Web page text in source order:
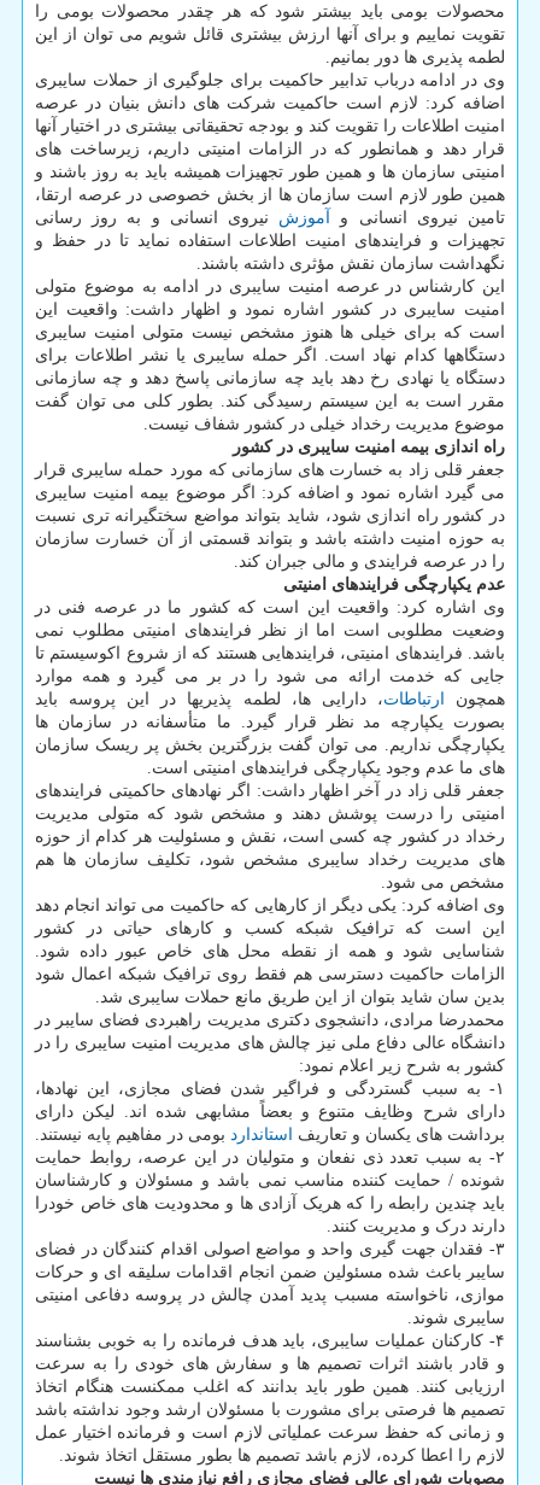
محصولات بومی باید بیشتر شود که هر چقدر محصولات بومی را
تقویت نماییم و برای آنها ارزش بیشتری قائل شویم می توان از این
لطمه پذیری ها دور بمانیم.
وی در ادامه درباب تدابیر حاکمیت برای جلوگیری از حملات سایبری
اضافه کرد: لازم است حاکمیت شرکت های دانش بنیان در عرصه
امنیت اطلاعات را تقویت کند و بودجه تحقیقاتی بیشتری در اختیار آنها
قرار دهد و همانطور که در الزامات امنیتی داریم، زیرساخت های
امنیتی سازمان ها و همین طور تجهیزات همیشه باید به روز باشند و
همین طور لازم است سازمان ها از بخش خصوصی در عرصه ارتقا،
تامین نیروی انسانی و آموزش نیروی انسانی و به روز رسانی
تجهیزات و فرایندهای امنیت اطلاعات استفاده نماید تا در حفظ و
نگهداشت سازمان نقش مؤثری داشته باشند.
این کارشناس در عرصه امنیت سایبری در ادامه به موضوع متولی
امنیت سایبری در کشور اشاره نمود و اظهار داشت: واقعیت این
است که برای خیلی ها هنوز مشخص نیست متولی امنیت سایبری
دستگاهها کدام نهاد است. اگر حمله سایبری یا نشر اطلاعات برای
دستگاه یا نهادی رخ دهد باید چه سازمانی پاسخ دهد و چه سازمانی
مقرر است به این سیستم رسیدگی کند. بطور کلی می توان گفت
موضوع مدیریت رخداد خیلی در کشور شفاف نیست.
راه اندازی بیمه امنیت سایبری در کشور
جعفر قلی زاد به خسارت های سازمانی که مورد حمله سایبری قرار
می گیرد اشاره نمود و اضافه کرد: اگر موضوع بیمه امنیت سایبری
در کشور راه اندازی شود، شاید بتواند مواضع سختگیرانه تری نسبت
به حوزه امنیت داشته باشد و بتواند قسمتی از آن خسارت سازمان
را در عرصه فرایندی و مالی جبران کند.
عدم یکپارچگی فرایندهای امنیتی
وی اشاره کرد: واقعیت این است که کشور ما در عرصه فنی در
وضعیت مطلوبی است اما از نظر فرایندهای امنیتی مطلوب نمی
باشد. فرایندهای امنیتی، فرایندهایی هستند که از شروع اکوسیستم تا
جایی که خدمت ارائه می شود را در بر می گیرد و همه موارد
همچون ارتباطات، دارایی ها، لطمه پذیریها در این پروسه باید
بصورت یکپارچه مد نظر قرار گیرد. ما متأسفانه در سازمان ها
یکپارچگی نداریم. می توان گفت بزرگترین بخش پر ریسک سازمان
های ما عدم وجود یکپارچگی فرایندهای امنیتی است.
جعفر قلی زاد در آخر اظهار داشت: اگر نهادهای حاکمیتی فرایندهای
امنیتی را درست پوشش دهند و مشخص شود که متولی مدیریت
رخداد در کشور چه کسی است، نقش و مسئولیت هر کدام از حوزه
های مدیریت رخداد سایبری مشخص شود، تکلیف سازمان ها هم
مشخص می شود.
وی اضافه کرد: یکی دیگر از کارهایی که حاکمیت می تواند انجام دهد
این است که ترافیک شبکه کسب و کارهای حیاتی در کشور
شناسایی شود و همه از نقطه محل های خاص عبور داده شود.
الزامات حاکمیت دسترسی هم فقط روی ترافیک شبکه اعمال شود
بدین سان شاید بتوان از این طریق مانع حملات سایبری شد.
محمدرضا مرادی، دانشجوی دکتری مدیریت راهبردی فضای سایبر در
دانشگاه عالی دفاع ملی نیز چالش های مدیریت امنیت سایبری را در
کشور به شرح زیر اعلام نمود:
۱- به سبب گستردگی و فراگیر شدن فضای مجازی، این نهادها،
دارای شرح وظایف متنوع و بعضاً مشابهی شده اند. لیکن دارای
برداشت های یکسان و تعاریف استاندارد بومی در مفاهیم پایه نیستند.
۲- به سبب تعدد ذی نفعان و متولیان در این عرصه، روابط حمایت
شونده / حمایت کننده مناسب نمی باشد و مسئولان و کارشناسان
باید چندین رابطه را که هریک آزادی ها و محدودیت های خاص خودرا
دارند درک و مدیریت کنند.
۳- فقدان جهت گیری واحد و مواضع اصولی اقدام کنندگان در فضای
سایبر باعث شده مسئولین ضمن انجام اقدامات سلیقه ای و حرکات
موازی، ناخواسته مسبب پدید آمدن چالش در پروسه دفاعی امنیتی
سایبری شوند.
۴- کارکنان عملیات سایبری، باید هدف فرمانده را به خوبی بشناسند
و قادر باشند اثرات تصمیم ها و سفارش های خودی را به سرعت
ارزیابی کنند. همین طور باید بدانند که اغلب ممکنست هنگام اتخاذ
تصمیم ها فرصتی برای مشورت با مسئولان ارشد وجود نداشته باشد
و زمانی که حفظ سرعت عملیاتی لازم است و فرمانده اختیار عمل
لازم را اعطا کرده، لازم باشد تصمیم ها بطور مستقل اتخاذ شوند.
مصوبات شورای عالی فضای مجازی رافع نیازمندی ها نیست